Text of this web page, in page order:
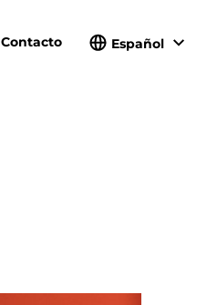
Contacto Español